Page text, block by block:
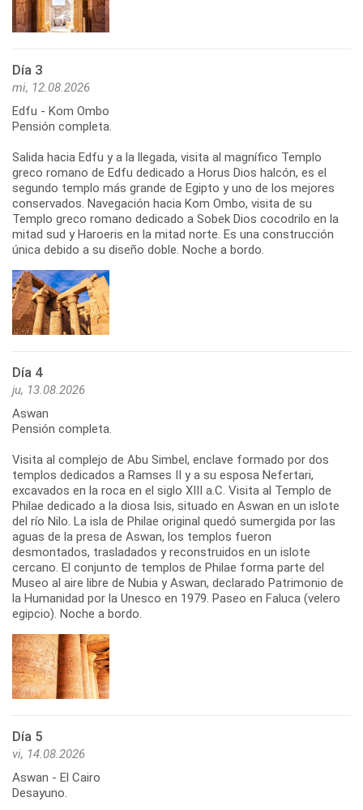
Día 3
mi, 12.08.2026
Edfu - Kom Ombo
Pensión completa.
Salida hacia Edfu y a la llegada, visita al magnífico Templo
greco romano de Edfu dedicado a Horus Dios halcón, es el
segundo templo más grande de Egipto y uno de los mejores
conservados. Navegación hacia Kom Ombo, visita de su
Templo greco romano dedicado a Sobek Dios cocodrilo en la
mitad sud y Haroeris en la mitad norte. Es una construcción
única debido a su diseño doble. Noche a bordo.
Día 4
ju, 13.08.2026
Aswan
Pensión completa.
Visita al complejo de Abu Simbel, enclave formado por dos
templos dedicados a Ramses II y a su esposa Nefertari,
excavados en la roca en el siglo XIII a.C. Visita al Templo de
Philae dedicado a la diosa Isis, situado en Aswan en un islote
del río Nilo. La isla de Philae original quedó sumergida por las
aguas de la presa de Aswan, los templos fueron
desmontados, trasladados y reconstruidos en un islote
cercano. El conjunto de templos de Philae forma parte del
Museo al aire libre de Nubia y Aswan, declarado Patrimonio de
la Humanidad por la Unesco en 1979. Paseo en Faluca (velero
egipcio). Noche a bordo.
Día 5
vi, 14.08.2026
Aswan - El Cairo
Desayuno.